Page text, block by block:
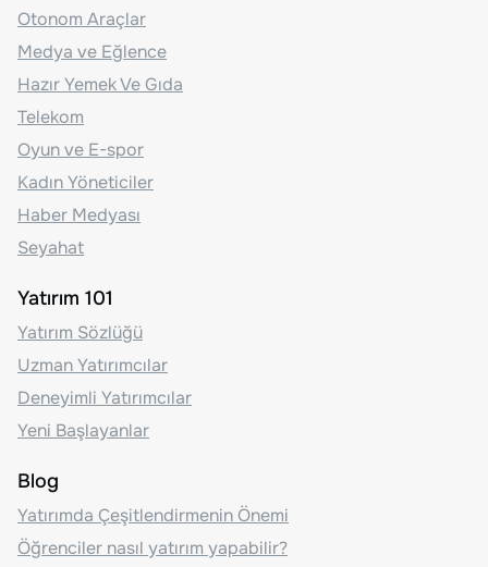
Otonom Araçlar
Medya ve Eğlence
Hazır Yemek Ve Gıda
Telekom
Oyun ve E-spor
Kadın Yöneticiler
Haber Medyası
Seyahat
Yatırım 101
Yatırım Sözlüğü
Uzman Yatırımcılar
Deneyimli Yatırımcılar
Yeni Başlayanlar
Blog
Yatırımda Çeşitlendirmenin Önemi
Öğrenciler nasıl yatırım yapabilir?